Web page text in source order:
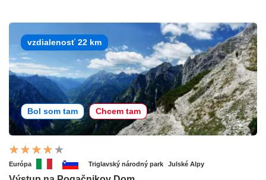
vzdialenosť 22 km
Bol som tam Chcem tam
Európa Triglavský národný park Julské Alpy